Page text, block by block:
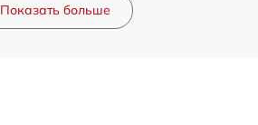
Показать больше